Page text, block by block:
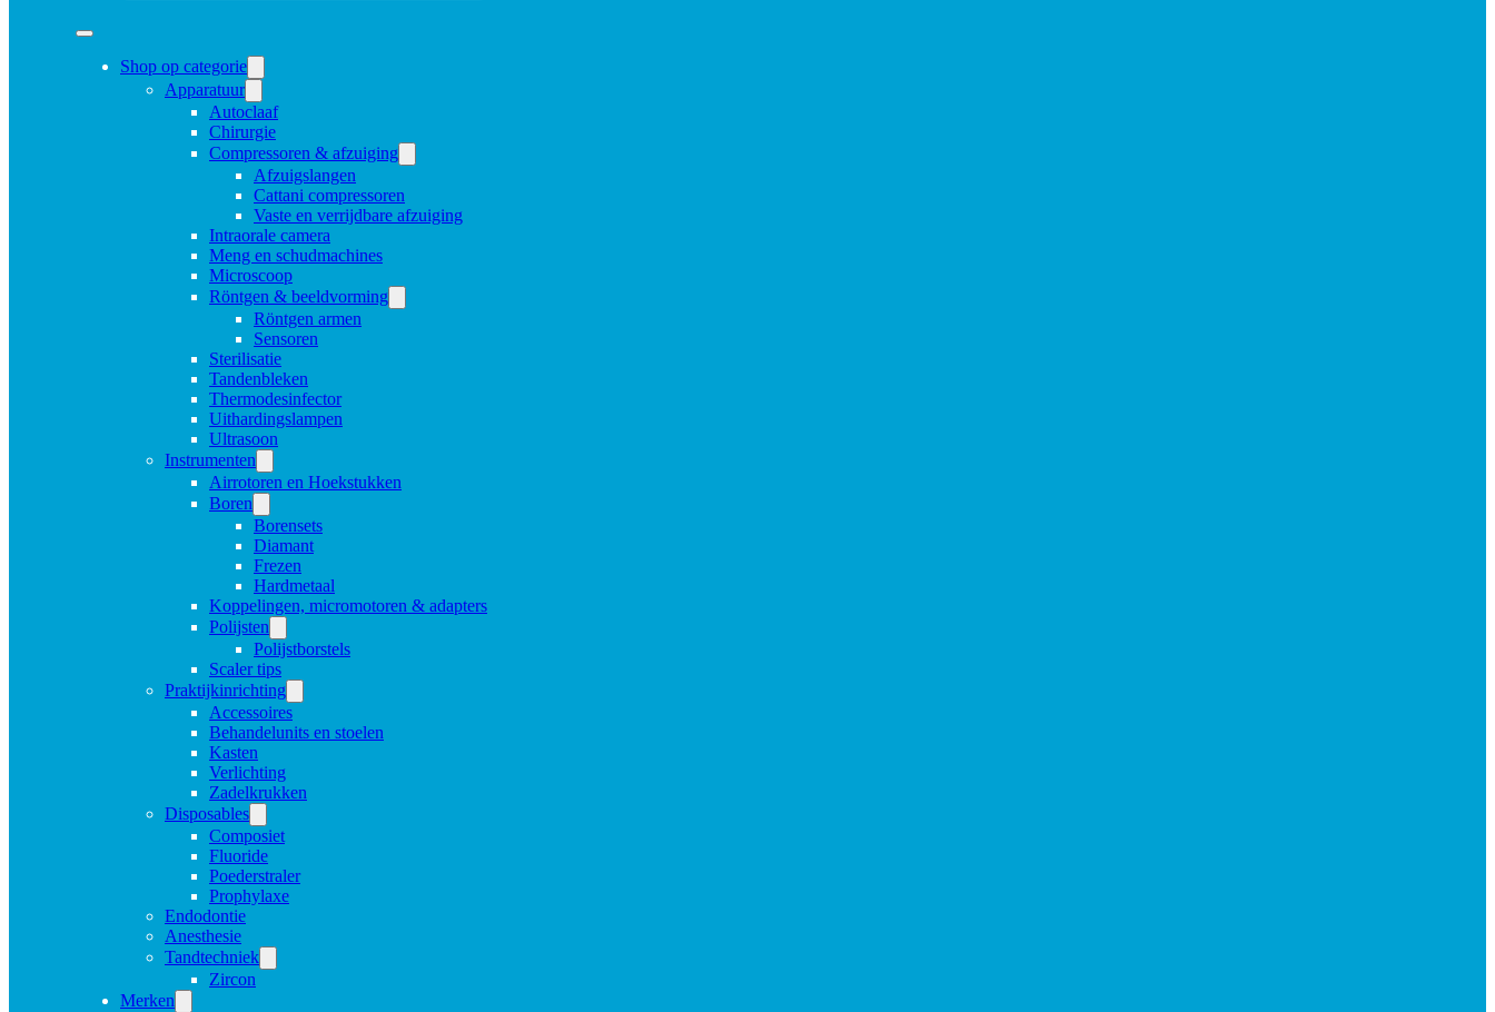
Shop op categorie
Apparatuur
Autoclaaf
Chirurgie
Compressoren & afzuiging
Afzuigslangen
Cattani compressoren
Vaste en verrijdbare afzuiging
Intraorale camera
Meng en schudmachines
Microscoop
Röntgen & beeldvorming
Röntgen armen
Sensoren
Sterilisatie
Tandenbleken
Thermodesinfector
Uithardingslampen
Ultrasoon
Instrumenten
Airrotoren en Hoekstukken
Boren
Borensets
Diamant
Frezen
Hardmetaal
Koppelingen, micromotoren & adapters
Polijsten
Polijstborstels
Scaler tips
Praktijkinrichting
Accessoires
Behandelunits en stoelen
Kasten
Verlichting
Zadelkrukken
Disposables
Composiet
Fluoride
Poederstraler
Prophylaxe
Endodontie
Anesthesie
Tandtechniek
Zircon
Merken